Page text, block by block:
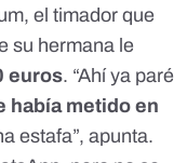
el timador que
su hermana le
euros. “Ahí ya paré
había metido en
estafa”, apunta.